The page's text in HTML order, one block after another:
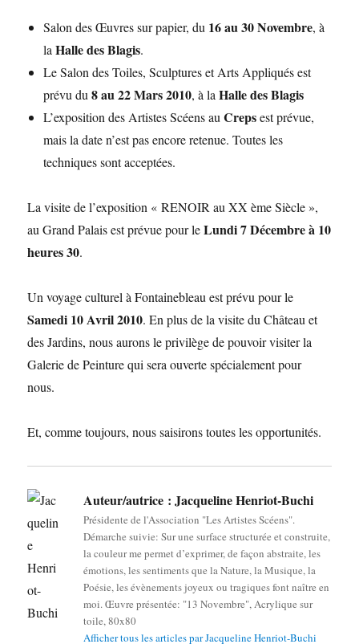
Salon des Œuvres sur papier, du 16 au 30 Novembre, à
laHalle des Blagis.
Le Salon des Toiles, Sculptures et Arts Appliqués est
prévu du8 au 22 Mars 2010, à laHalle des Blagis
L’exposition des Artistes Scéens auCrepsest prévue,
mais la date n’est pas encore retenue. Toutes les
techniques sont acceptées.
La visite de l’exposition « RENOIR au XX ème Siècle »,
au Grand Palais est prévue pour leLundi 7 Décembre à 10
heures 30.
Un voyage culturel à Fontainebleau est prévu pour le
Samedi 10 Avril 2010. En plus de la visite du Château et
des Jardins, nous aurons le privilège de pouvoir visiter la
Galerie de Peinture qui sera ouverte spécialement pour
nous.
Et, comme toujours, nous saisirons toutes les opportunités.
Auteur/autrice : Jacqueline Henriot-Buchi
Présidente de l'Association "Les Artistes Scéens".
Démarche suivie: Sur une surface structurée et construite,
la couleur me permet d’exprimer, de façon abstraite, les
émotions, les sentiments que la Nature, la Musique, la
Poésie, les évènements joyeux ou tragiques font naître en
moi. Œuvre présentée: "13 Novembre", Acrylique sur
toile, 80x80
Afficher tous les articles par Jacqueline Henriot-Buchi